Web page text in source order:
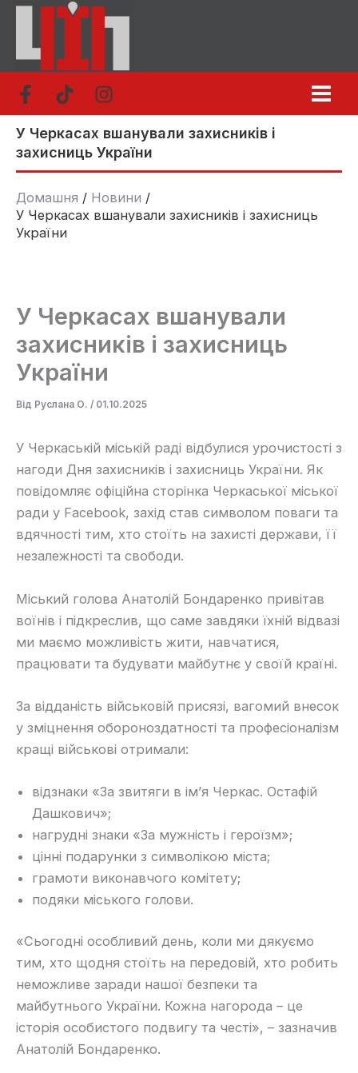
Перейти
вмісту
У Черкасах вшанували захисників і
захисниць України
Домашня
Новини
У Черкасах вшанували захисників і захисниць
України
У Черкасах вшанували
захисників і захисниць
України
Від Руслана О. / 01.10.2025
У Черкаській міській раді відбулися урочистості з
нагоди Дня захисників і захисниць України. Як
повідомляє офіційна сторінка Черкаської міської
ради у Facebook, захід став символом поваги та
вдячності тим, хто стоїть на захисті держави, її
незалежності та свободи.
Міський голова Анатолій Бондаренко привітав
воїнів і підкреслив, що саме завдяки їхній відвазі
ми маємо можливість жити, навчатися,
працювати та будувати майбутнє у своїй країні.
За відданість військовій присязі, вагомий внесок
у зміцнення обороноздатності та професіоналізм
кращі військові отримали:
відзнаки «За звитяги в ім’я Черкас. Остафій
Дашкович»;
нагрудні знаки «За мужність і героїзм»;
цінні подарунки з символікою міста;
грамоти виконавчого комітету;
подяки міського голови.
«Сьогодні особливий день, коли ми дякуємо
тим, хто щодня стоїть на передовій, хто робить
неможливе заради нашої безпеки та
майбутнього України. Кожна нагорода – це
історія особистого подвигу та честі», – зазначив
Анатолій Бондаренко.